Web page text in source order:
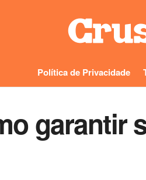
Política de Privacidade
garantir